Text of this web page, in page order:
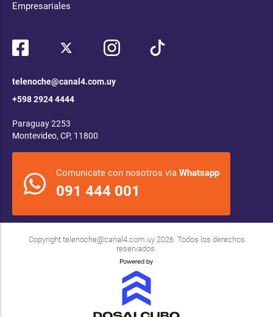
Empresariales
telenoche@canal4.com.uy
+598 2924 4444
Paraguay 2253
Montevideo, CP, 11800
Comunicate con nosotros via Whatsapp
091 444 001
Copyright telenoche@canal4.com.uy2026. Todos los derechos
reservados.